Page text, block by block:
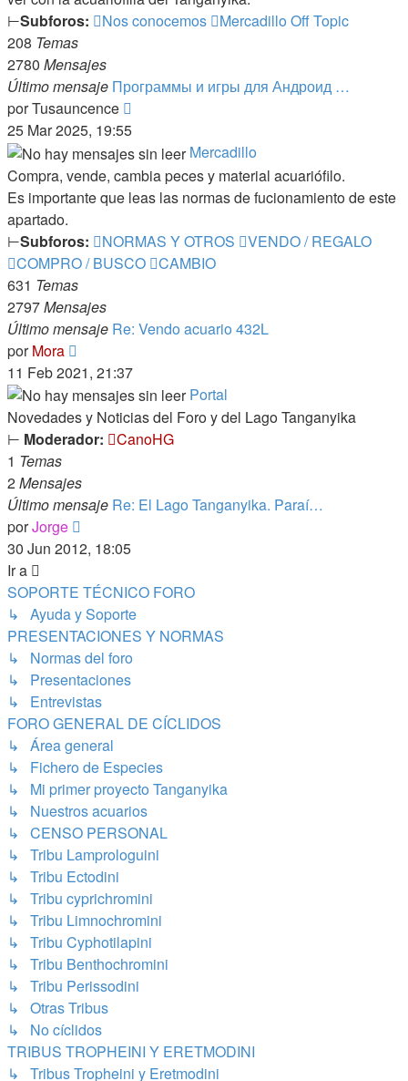
⊢Subforos: Nos conocemos
Mercadillo Off Topic
208 Temas
2780 Mensajes
Último mensaje Программы и игры для Андроид …
porTusauncence
último
mensaje
25 Mar 2025, 19:55
Mercadillo
Compra, vende, cambia peces y material acuariófilo.
Es importante que leas las normas de fucionamiento de este
apartado.
⊢Subforos: NORMAS Y OTROS
VENDO / REGALO
COMPRO / BUSCO
CAMBIO
631 Temas
2797Mensajes
Último mensaje Re: Vendo acuario 432L
porMora
último
mensaje
11 Feb 2021, 21:37
Portal
Novedades y Noticias del Foro y del Lago Tanganyika
⊢ Moderador:
CanoHG
1 Temas
2Mensajes
Último mensaje Re: El Lago Tanganyika. Paraí…
porJorge
último
30 Jun 2012, 18:05
Ir a
SOPORTE TÉCNICO FORO
↳ Ayuda y Soporte
PRESENTACIONES Y NORMAS
↳ Normas del foro
↳ Presentaciones
↳ Entrevistas
FORO GENERAL DE CÍCLIDOS
↳ Área general
↳ Fichero de Especies
↳ Mi primer proyecto Tanganyika
↳ Nuestros acuarios
↳ CENSO PERSONAL
↳ Tribu Lamprologuini
↳ Tribu Ectodini
↳ Tribu cyprichromini
↳ Tribu Limnochromini
↳ Tribu Cyphotilapini
↳ Tribu Benthochromini
↳ Tribu Perissodini
↳ Otras Tribus
↳ No cíclidos
TRIBUS TROPHEINI Y ERETMODINI
↳ Tribus Tropheini y Eretmodini